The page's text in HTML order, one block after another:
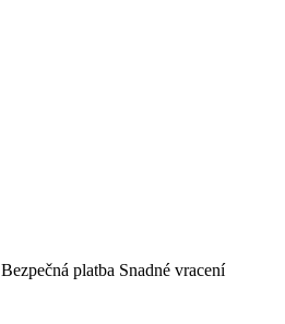
Bezpečná platba Snadné vracení